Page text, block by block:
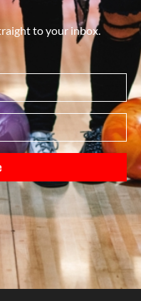
to your inbox.